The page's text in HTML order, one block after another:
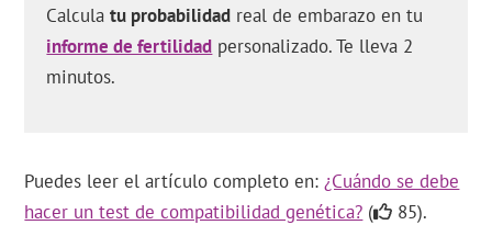
Calculatu probabilidad real de embarazo en tu
informe de fertilidad personalizado. Te lleva 2
minutos.
Puedes leer el artículo completo en:¿Cuándo se debe
hacer un test de compatibilidad genética? ( 85).